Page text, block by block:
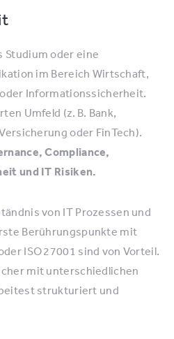
Studium oder eine
im Bereich Wirtschaft,
Informationssicherheit.
Umfeld (z. B. Bank,
oder FinTech).
Compliance,
und IT Risiken.
von IT Prozessen und
Berührungspunkte mit
ISO 27001 sind von Vorteil.
mit unterschiedlichen
strukturiert und